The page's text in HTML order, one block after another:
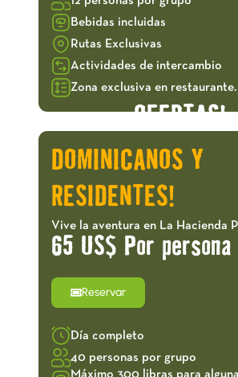
Bebidas incluidas
Rutas Exclusivas
Actividades de intercambio
Zona exclusiva en restaurante.
OFERTAS!
DOMINICANOS Y
RESIDENTES!
Vive la aventura en La Hacienda
65 US$ Por persona
Reservar
Día completo
40 personas por grupo